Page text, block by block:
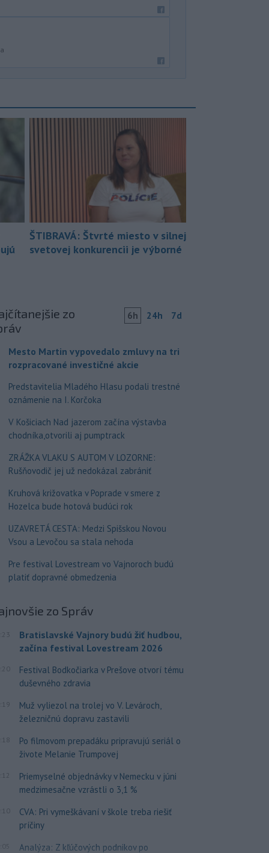
ŠTIBRAVÁ: Štvrté miesto v silnej
svetovej konkurencii je výborné
zo
6h 24h 7d
Mesto Martin vypovedalo zmluvy na tri
rozpracované investičné akcie
Predstavitelia Mladého Hlasu podali trestné
oznámenie na I. Korčoka
V Košiciach Nad jazerom začína výstavba
chodníka,otvorili aj pumptrack
ZRÁŽKA VLAKU S AUTOM V LOZORNE:
Rušňovodič jej už nedokázal zabrániť
Kruhová križovatka v Poprade v smere z
Hozelca bude hotová budúci rok
UZAVRETÁ CESTA: Medzi Spišskou Novou
Vsou a Levočou sa stala nehoda
Pre festival Lovestream vo Vajnoroch budú
platiť dopravné obmedzenia
zo Správ
Bratislavské Vajnory budú žiť hudbou,
začína festival Lovestream 2026
Festival Bodkočiarka v Prešove otvorí tému
duševného zdravia
Muž vyliezol na trolej vo V. Levároch,
železničnú dopravu zastavili
Po filmovom prepadáku pripravujú seriál o
živote Melanie Trumpovej
Priemyselné objednávky v Nemecku v júni
medzimesačne vzrástli o 3,1 %
CVA: Pri vymeškávaní v škole treba riešiť
príčiny
Analýza: Z kľúčových podnikov po